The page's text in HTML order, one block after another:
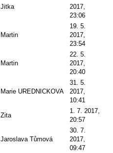
Jitka
2017,
23:06
Martin
19. 5.
2017,
23:54
Martin
22. 5.
2017,
20:40
Marie UREDNICKOVA
31. 5.
2017,
10:41
Zita
1. 7. 2017,
20:57
Jaroslava Tůmová
30. 7.
2017,
09:47